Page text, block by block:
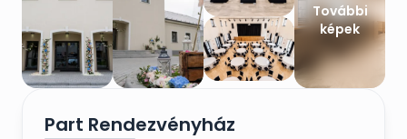
További
képek
Part Rendezvényház